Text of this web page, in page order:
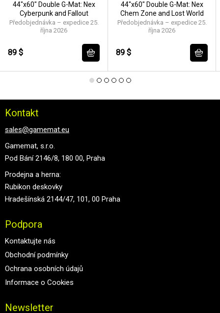
44"x60" Double G-Mat: Nex
Cyberpunk and Fallout
Předobjednávka – expedice 25.
října 2026
89 $
44"x60" Double G-Mat: Nex
Chem Zone and Lost World
Předobjednávka – expedice 25.
října 2026
89 $
Kontakt
sales@gamemat.eu
Gamemat, s.r.o.
Pod Bání 2146/8, 180 00, Praha
Prodejna a herna:
Rubikon deskovky
Hradešínská 2144/47, 101, 00 Praha
Podpora
Kontaktujte nás
Obchodní podmínky
Ochrana osobních údajů
Informace o Cookies
Newsletter